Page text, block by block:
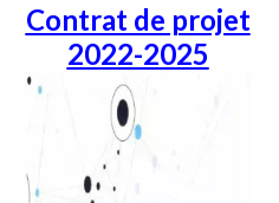
Contrat de projet
2022-2025